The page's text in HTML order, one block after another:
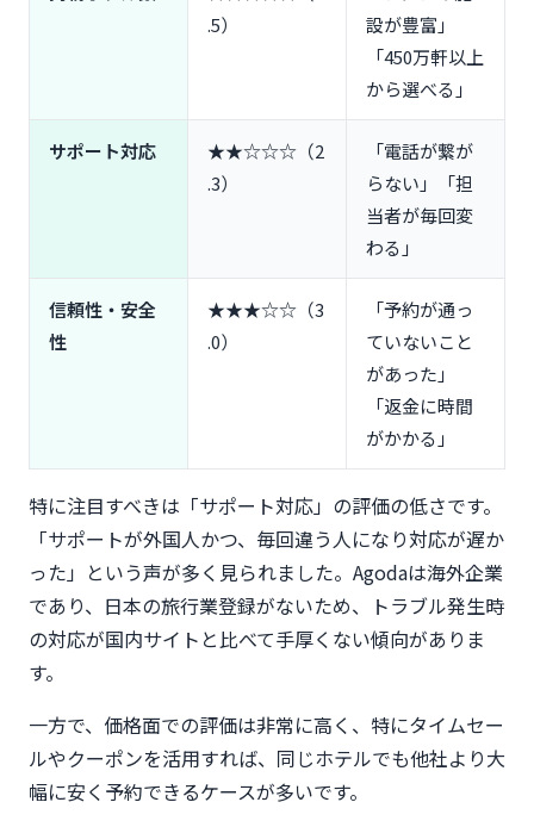
.5）
設が豊富」
「450万軒以上
から選べる」
サポート対応
★★☆☆☆（2
.3）
「電話が繋が
らない」「担
当者が毎回変
わる」
信頼性・安全
性
★★★☆☆（3
.0）
「予約が通っ
ていないこと
があった」
「返金に時間
がかかる」
特に注目すべきは「サポート対応」の評価の低さです。
「サポートが外国人かつ、毎回違う人になり対応が遅か
った」という声が多く見られました。Agodaは海外企業
であり、日本の旅行業登録がないため、トラブル発生時
の対応が国内サイトと比べて手厚くない傾向がありま
す。
一方で、価格面での評価は非常に高く、特にタイムセー
ルやクーポンを活用すれば、同じホテルでも他社より大
幅に安く予約できるケースが多いです。